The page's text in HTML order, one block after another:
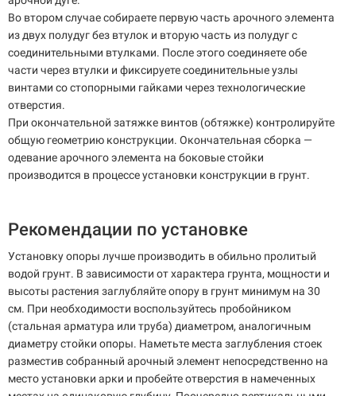
Во втором случае собираете первую часть арочного элемента
из двух полудуг без втулок и вторую часть из полудуг с
соединительными втулками. После этого соединяете обе
части через втулки и фиксируете соединительные узлы
винтами со стопорными гайками через технологические
отверстия.
При окончательной затяжке винтов (обтяжке) контролируйте
общую геометрию конструкции. Окончательная сборка —
одевание арочного элемента на боковые стойки
производится в процессе установки конструкции в грунт.
Рекомендации по установке
Установку опоры лучше производить в обильно пролитый
водой грунт. В зависимости от характера грунта, мощности и
высоты растения заглубляйте опору в грунт минимум на 30
см. При необходимости воспользуйтесь пробойником
(стальная арматура или труба) диаметром, аналогичным
диаметру стойки опоры. Наметьте места заглубления стоек
разместив собранный арочный элемент непосредственно на
место установки арки и пробейте отверстия в намеченных